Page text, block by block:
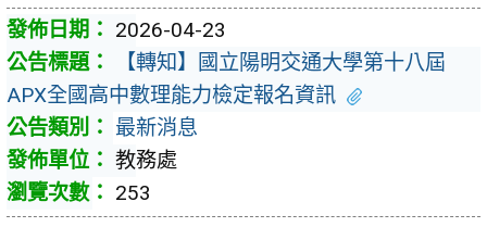
2026-04-23
【轉知】國立陽明交通大學第十八屆
APX全國高中數理能力檢定報名資訊
最新消息
教務處
253